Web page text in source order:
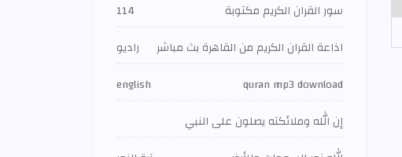
سور القران الكريم مكتوبة
114
اذاعة القران الكريم من القاهرة بث مباشر
راديو
quran mp3 download
english
إن الله وملائكته يصلون على النبي